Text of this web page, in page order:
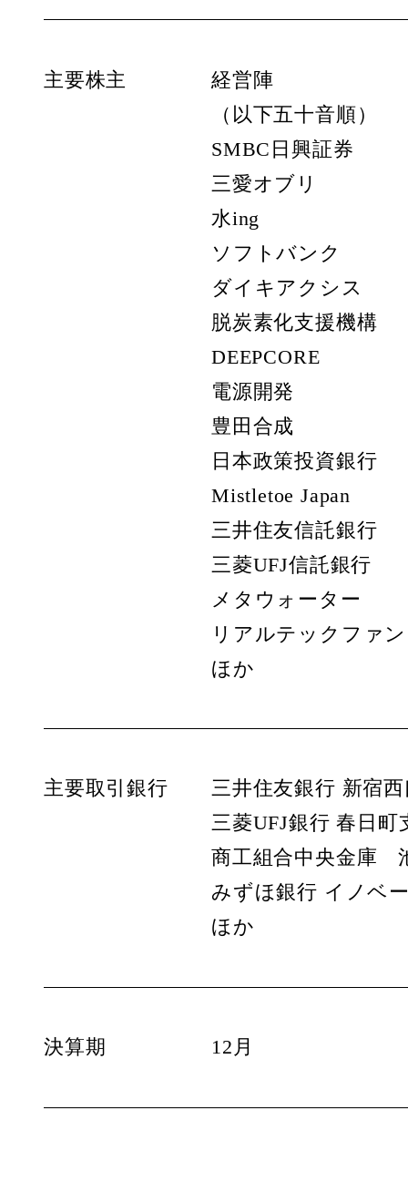
主要株主
経営陣
（以下五十音順）
SMBC日興証券
三愛オブリ
水ing
ソフトバンク
ダイキアクシス
脱炭素化支援機構
DEEPCORE
電源開発
豊田合成
日本政策投資銀行
Mistletoe Japan
三井住友信託銀行
三菱UFJ信託銀行
メタウォーター
リアルテックファ
ほか
主要取引銀行
三井住友銀行 新宿
三菱UFJ銀行 春日町
商工組合中央金庫
みずほ銀行 イノベ
ほか
決算期 12月